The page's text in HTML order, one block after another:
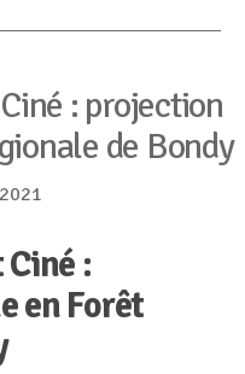
: projection
de Bondy
:
en Forêt